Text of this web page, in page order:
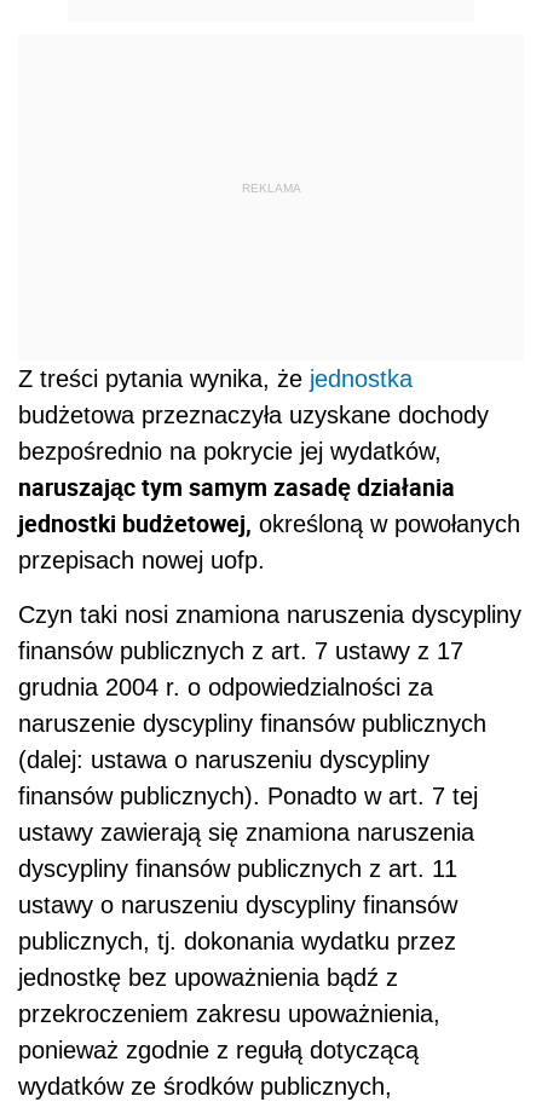
REKLAMA
Z treści pytania wynika, że jednostka
budżetowa przeznaczyła uzyskane dochody
bezpośrednio na pokrycie jej wydatków,
naruszając tym samym zasadę działania
jednostki budżetowej, określoną w powołanych
przepisach nowej uofp.
Czyn taki nosi znamiona naruszenia dyscypliny
finansów publicznych z art. 7 ustawy z 17
grudnia 2004 r. o odpowiedzialności za
naruszenie dyscypliny finansów publicznych
(dalej: ustawa o naruszeniu dyscypliny
finansów publicznych). Ponadto w art. 7 tej
ustawy zawierają się znamiona naruszenia
dyscypliny finansów publicznych z art. 11
ustawy o naruszeniu dyscypliny finansów
publicznych, tj. dokonania wydatku przez
jednostkę bez upoważnienia bądź z
przekroczeniem zakresu upoważnienia,
ponieważ zgodnie z regułą dotyczącą
wydatków ze środków publicznych,